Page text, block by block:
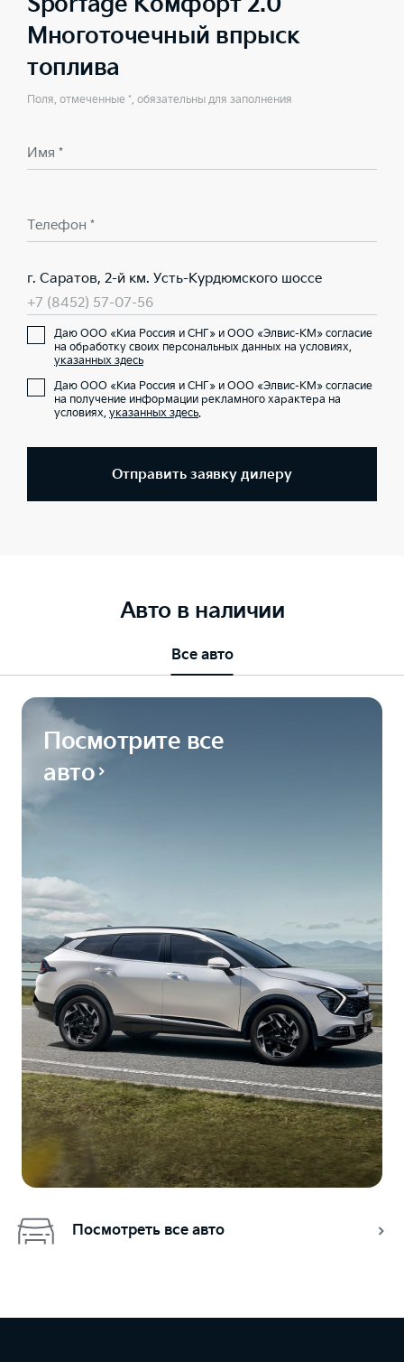
Многоточечный впрыск
топлива
Поля, отмеченные *, обязательны для заполнения
Имя *
Телефон *
г. Саратов, 2-й км. Усть-Курдюмского шоссе
+7 (8452) 57-07-56
Даю ООО «Киа Россия и СНГ» и ООО «Элвис-КМ» согласие
на обработку своих персональных данных на условиях,
указанных здесь
Даю ООО «Киа Россия и СНГ» и ООО «Элвис-КМ» согласие
на получение информации рекламного характера на
условиях, указанных здесь.
Отправить заявку дилеру
Авто в наличии
Все авто
Посмотрите все
авто
Посмотреть все авто